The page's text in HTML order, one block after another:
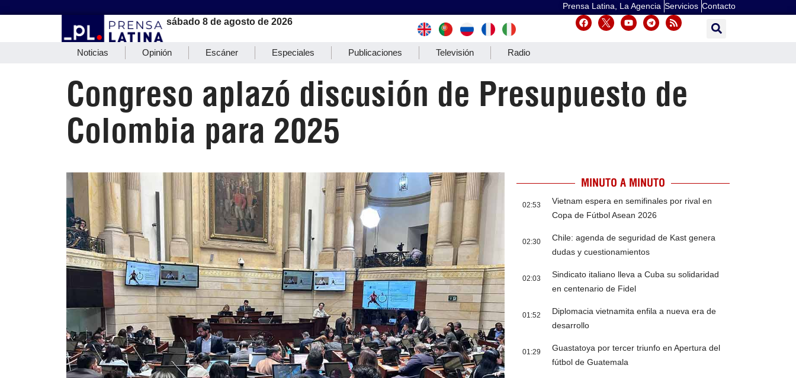
Prensa Latina, La Agencia Servicios Contacto
sábado 8 de agosto de 2026
Noticias Opinión Escáner Especiales Publicaciones Televisión Radio
Congreso aplazó discusión de Presupuesto de
Colombia para 2025
MINUTO A MINUTO
02:53
Vietnam espera en semifinales por rival en
Copa de Fútbol Asean 2026
02:30
Chile: agenda de seguridad de Kast genera
dudas y cuestionamientos
02:03
Sindicato italiano lleva a Cuba su solidaridad
en centenario de Fidel
01:52
Diplomacia vietnamita enfila a nueva era de
desarrollo
01:29
Guastatoya por tercer triunfo en Apertura del
fútbol de Guatemala